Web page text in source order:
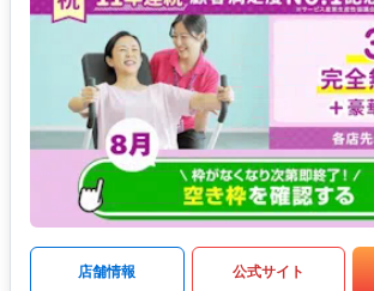
店舗情報 公式サイト